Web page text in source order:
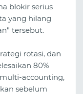
blokir serius
yang hilang
tersebut.
rotasi, dan
80%
accounting,
sebelum